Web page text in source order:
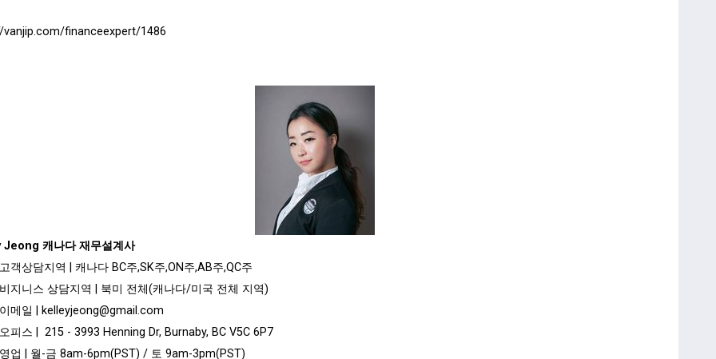
vanjip.com/financeexpert/1486
캐나다 재무설계사
고객상담지역 | 캐나다 BC주,SK주,ON주,AB주,QC주
비지니스 상담지역 | 북미 전체(캐나다/미국 전체 지역)
이메일 |
kelleyjeong@gmail.com
오피스 | 215 - 3993 Henning Dr, Burnaby, BC V5C 6P7
영업 | 월-금 8am-6pm(PST) / 토 9am-3pm(PST)